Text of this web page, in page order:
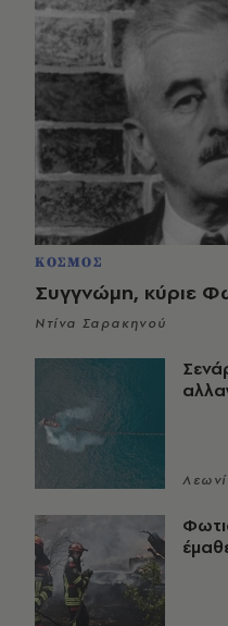
ΚΟΣΜΟΣ
Συγγνώμη, κύριε
Ντίνα Σαρακηνού